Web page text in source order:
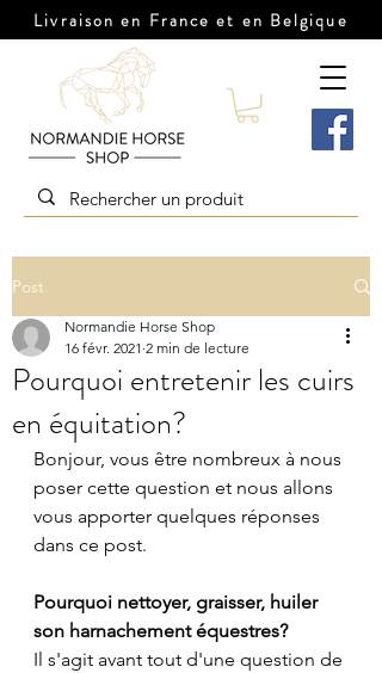
Livraison en France et en Belgique
Post
Pourquoi entretenir les cuirs
en équitation?
Normandie Horse Shop
16 févr. 2021 2 min de lecture
Bonjour, vous être nombreux à nous
poser cette question et nous allons
vous apporter quelques réponses
dans ce post.
Pourquoi nettoyer, graisser, huiler
son harnachement équestres?
Il s'agit avant tout d'une question de